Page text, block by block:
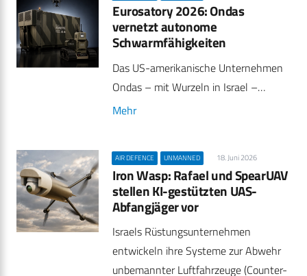
Eurosatory 2026: Ondas
vernetzt autonome
Schwarmfähigkeiten
Das US-amerikanische Unternehmen
Ondas – mit Wurzeln in Israel –…
Mehr
AIR DEFENCE UNMANNED 18. Juni 2026
Iron Wasp: Rafael und SpearUAV
stellen KI-gestützten UAS-
Abfangjäger vor
Israels Rüstungsunternehmen
entwickeln ihre Systeme zur Abwehr
unbemannter Luftfahrzeuge (Counter-